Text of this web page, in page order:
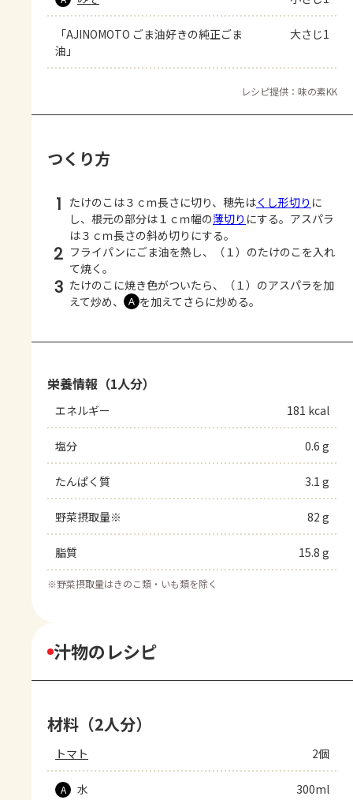
「AJINOMOTO ごま油好きの純正ごま
油」
大さじ1
レシピ提供：味の素KK
つくり方
1 たけのこは３ｃｍ長さに切り、穂先はくし形切り に
し、根元の部分は１ｃｍ幅の薄切り にする。アスパラ
は３ｃｍ長さの斜め切りにする。
2 フライパンにごま油を熱し、（１）のたけのこを入れ
て焼く。
3 たけのこに焼き色がついたら、（１）のアスパラを加
えて炒め、
Ａ を加えてさらに炒める。
栄養情報（1人分）
エネルギー 181 kcal
塩分 0.6 g
たんぱく質 3.1 g
野菜摂取量※ 82 g
脂質 15.8 g
※野菜摂取量はきのこ類・いも類を除く
汁物のレシピ
材料（2人分）
トマト 2個
A 水 300ml